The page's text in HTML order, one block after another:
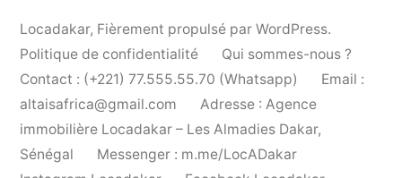
Locadakar, Fièrement propulsé par WordPress.
Politique de confidentialité
Qui sommes-nous ?
Contact : (+221) 77.555.55.70 (Whatsapp)
Email :
altaisafrica@gmail.com
Adresse : Agence
immobilière Locadakar – Les Almadies Dakar,
Sénégal
Messenger : m.me/LocADakar